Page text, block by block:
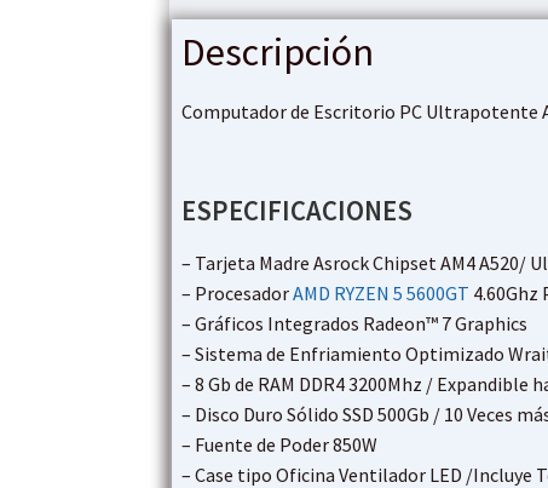
Descripción
Computador de Escritorio PC Ultrapotente
ESPECIFICACIONES
– Tarjeta Madre Asrock Chipset AM4 A520/
– ProcesadorAMD RYZEN 5 5600GT 4.60Ghz
– Gráficos Integrados Radeon™ 7 Graphics
– Sistema de Enfriamiento Optimizado
– 8 Gb de RAM DDR4 3200Mhz / Expandible
– Disco Duro Sólido SSD 500Gb / 10 Veces
– Fuente de Poder 850W
– Case tipo Oficina Ventilador LED /Incluye